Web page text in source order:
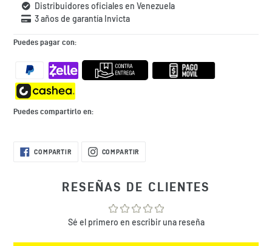
Distribuidores oficiales en Venezuela
3 años de garantía Invicta
Puedes pagar con:
Puedes compartirlo en:
Agregando
COMPARTIRCOMPARTIR
EN COMPARTIR
RESEÑAS DE CLIENTES
Sé el primero en escribir una reseña